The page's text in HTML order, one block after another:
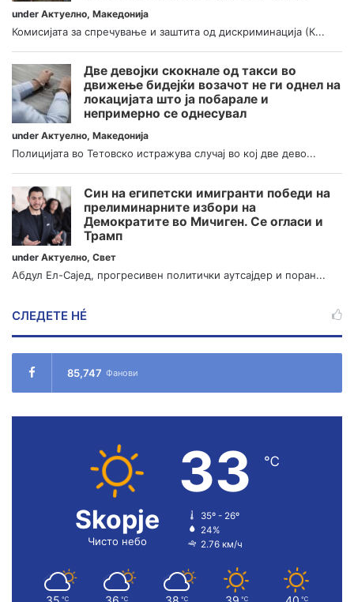
under Актуелно, Македонија
Комисијата за спречување и заштита од дискриминација (К...
Две девојки скокнале од такси во
движење бидејќи возачот не ги однел на
локацијата што ја побарале и
непримерно се однесувал
under Актуелно, Македонија
Полицијата во Тетовско истражува случај во кој две дево...
Син на египетски имигранти победи на
прелиминарните избори на
Демократите во Мичиген. Се огласи и
Трамп
under Актуелно, Свет
Абдул Ел-Сајед, прогресивен политички аутсајдер и поран...
СЛЕДЕТЕ НÉ
85,747 Фанови
Skopje
Чисто небо
33 ℃
35º - 26º
24%
2.76 км/ч
℃ ℃ ℃ ℃ ℃